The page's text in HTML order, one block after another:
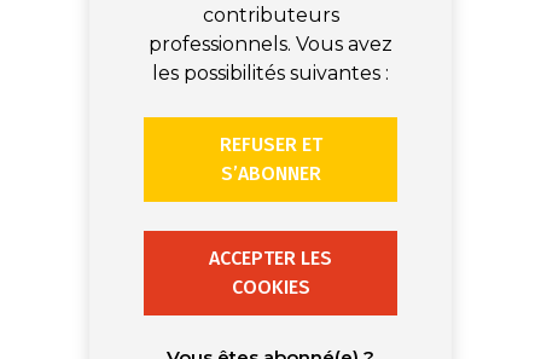
contributeurs
professionnels. Vous avez
les possibilités suivantes :
REFUSER ET
S’ABONNER
ACCEPTER LES
COOKIES